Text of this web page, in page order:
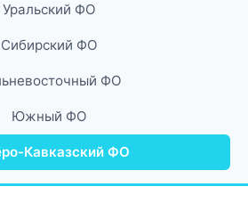
Уральский ФО
Сибирский ФО
ФО
Южный ФО
Кавказский ФО